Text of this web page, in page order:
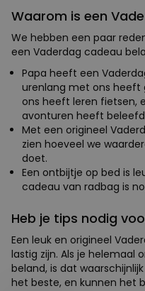
Waarom is een
We hebben een paar
een Vaderdag cadeau
Papa heeft een
urenlang met ons heeft
ons heeft leren fietsen,
avonturen heeft
Met een origineel
zien hoeveel we
doet.
Een ontbijtje op bed is
cadeau van radbag is
Heb je tips nodig
Een leuk en origineel
lastig zijn. Als je helemaal
beland, is dat
het beste, en kunnen het